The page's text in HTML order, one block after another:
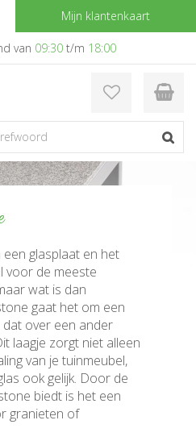
Mijn klantenkaart
van 09:30t/m 18:00
glasplaat en het
voor de meeste
wat is dan
gaat het om een
over een ander
laagje zorgt niet alleen
van je tuinmeubel,
ook gelijk. Door de
biedt is het een
granieten of